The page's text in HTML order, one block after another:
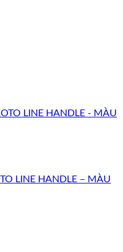
LINE HANDLE – MÀU